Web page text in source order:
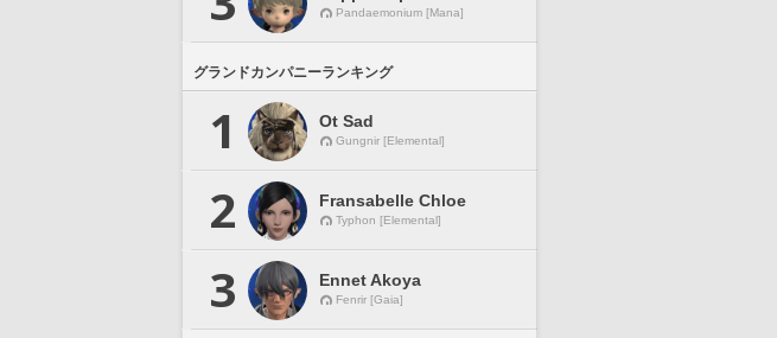
Pandaemonium [Mana]
グランドカンパニーランキング
1 Ot Sad
Gungnir [Elemental]
2 Fransabelle Chloe
Typhon [Elemental]
3 Ennet Akoya
Fenrir [Gaia]